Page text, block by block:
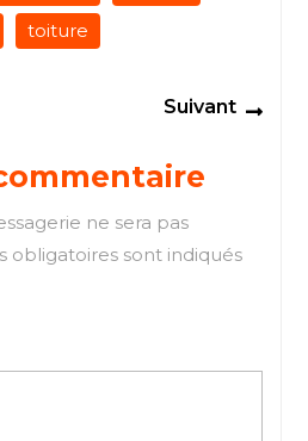
toiture
Suivant
ne sera pas
obligatoires sont indiqués